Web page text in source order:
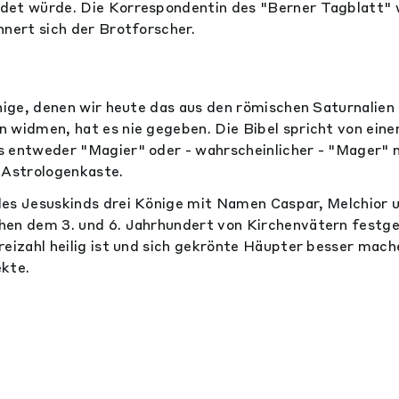
würde. Die Korrespondentin des "Berner Tagblatt"
sich der Brotforscher.
denen wir heute das aus den römischen
widmen, hat es nie gegeben. Die Bibel spricht von
entweder "Magier" oder - wahrscheinlicher - "Mager"
Jesuskinds drei Könige mit Namen Caspar, Melchior
dem 3. und 6. Jahrhundert von Kirchenvätern
heilig ist und sich gekrönte Häupter besser